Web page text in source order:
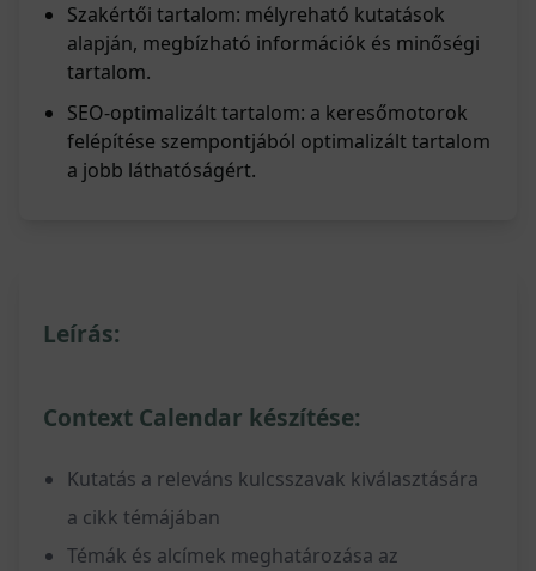
Szakértői tartalom: mélyreható kutatások
alapján, megbízható információk és minőségi
tartalom.
SEO-optimalizált tartalom: a keresőmotorok
felépítése szempontjából optimalizált tartalom
a jobb láthatóságért.
Leírás:
Context Calendar készítése:
Kutatás a releváns kulcsszavak kiválasztására
a cikk témájában
Témák és alcímek meghatározása az